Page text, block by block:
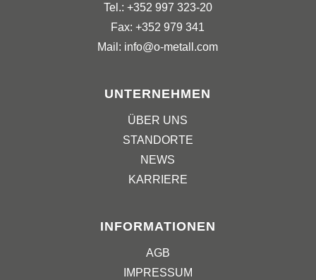
Tel.: +352 997 323-20
Fax: +352 979 341
Mail: info@o-metall.com
UNTERNEHMEN
ÜBER UNS
STANDORTE
NEWS
KARRIERE
INFORMATIONEN
AGB
IMPRESSUM